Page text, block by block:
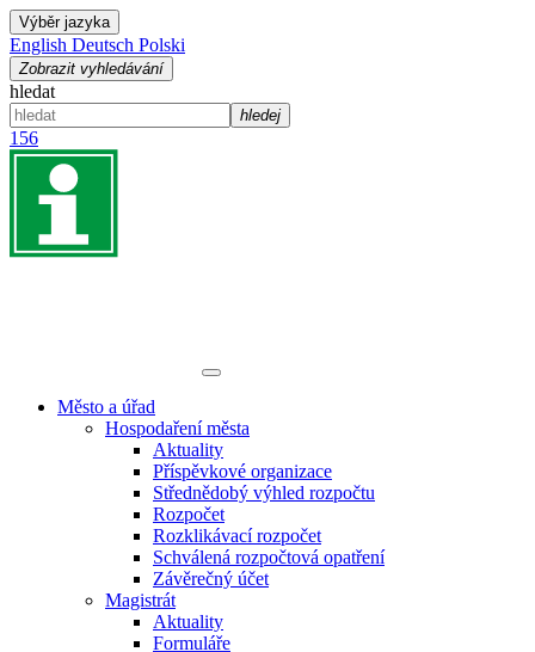
Výběr jazyka
English Deutsch Polski
Zobrazit vyhledávání
hledat
hledej
156
Město a úřad
Hospodaření města
Aktuality
Příspěvkové organizace
Střednědobý výhled rozpočtu
Rozpočet
Rozklikávací rozpočet
Schválená rozpočtová opatření
Závěrečný účet
Magistrát
Aktuality
Formuláře